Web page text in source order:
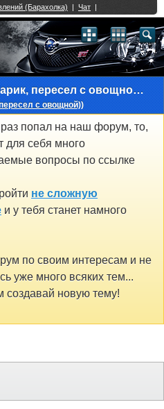
У меня второй уже субарик, пересел с овощной))
с овощной))
попал на наш форум, то,
для себя много
вопросы по ссылке
не сложную
и у тебя станет намного
по своим интересам и не
уже много всяких тем...
создавай новую тему!
byvBSSO
16 17 18 21 22 23 24 25 26
35 36 37 38 39 40 41 42 43